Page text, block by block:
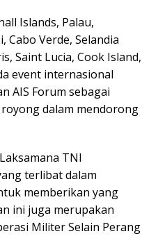
Islands, Palau,
Cabo Verde, Selandia
Saint Lucia, Cook Island,
event internasional
AIS Forum sebagai
dalam mendorong
TNI
terlibat dalam
memberikan yang
ini juga merupakan
Militer Selain Perang